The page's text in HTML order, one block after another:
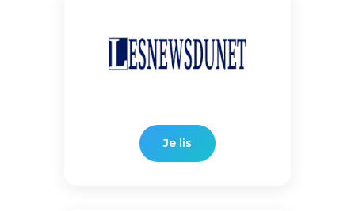
Je lis